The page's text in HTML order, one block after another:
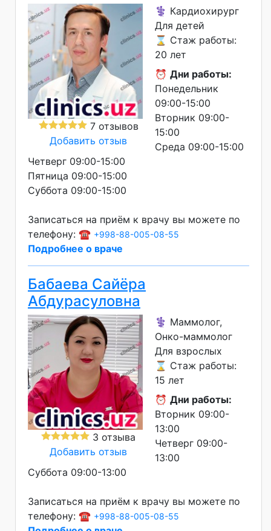
7 отзывов
Добавить отзыв
⚕️ Кардиохирург
Для детей
⌛ Стаж работы:
20 лет
⏰ Дни работы:
Понедельник
09:00-15:00
Вторник 09:00-
15:00
Среда 09:00-15:00
Четверг 09:00-15:00
Пятница 09:00-15:00
Суббота 09:00-15:00
Записаться на приём к врачу вы можете по
телефону: ☎️ +998-88-005-08-55
Подробнее о враче
Бабаева Сайёра
Абдурасуловна
3 отзыва
Добавить отзыв
⚕️ Маммолог,
Онко-маммолог
Для взрослых
⌛ Стаж работы:
15 лет
⏰ Дни работы:
Вторник 09:00-
13:00
Четверг 09:00-
13:00
Суббота 09:00-13:00
Записаться на приём к врачу вы можете по
телефону: ☎️ +998-88-005-08-55